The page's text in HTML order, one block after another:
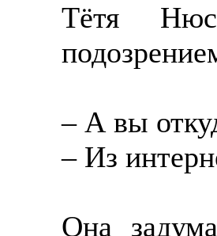
Тётя
– А вы
– Из
Она